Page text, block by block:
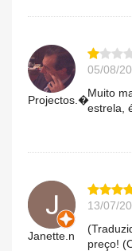
Projectos.�
05/08/
Muito
estrela,
Janette.n
13/07/
preço!